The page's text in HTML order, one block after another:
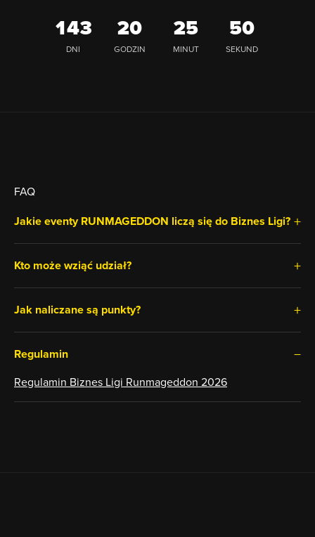
143
DNI
20
GODZIN
25
MINUT
48
SEKUND
FAQ
Jakie eventy RUNMAGEDDON liczą się do Biznes Ligi?
Kto może wziąć udział?
Jak naliczane są punkty?
Regulamin
Regulamin Biznes Ligi Runmageddon 2026